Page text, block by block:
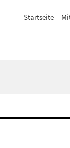
Startseite